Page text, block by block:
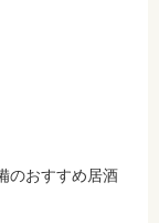
リーズナブル
のおすすめ居酒